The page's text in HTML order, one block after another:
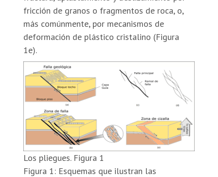
fricción de granos o fragmentos de roca, o,
más comúnmente, por mecanismos de
deformación de plástico cristalino (Figura
1e).
Los pliegues. Figura 1
Figura 1: Esquemas que ilustran las